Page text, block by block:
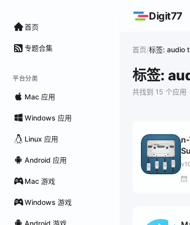
首页
专题合集
平台分类
Mac 应用
Windows 应用
Linux 应用
Android 应用
Mac 游戏
Windows 游戏
Android 游戏
Digit77
首页/标签: audio
标签:
共找到 15 个应用